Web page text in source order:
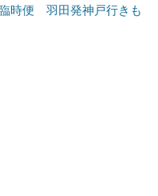
時便 羽田発神戸行きも